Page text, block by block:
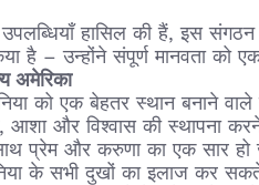
हासिल की हैं, इस
– उन्होंने संपूर्ण मानवता को
अमेरिका
को एक बेहतर स्थान बनाने
और विश्वास की स्थापना
प्रेम और करुणा का एक सार हो
के सभी दुखों का इलाज कर